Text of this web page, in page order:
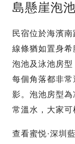
島懸崖泡
民宿位於海濱
線條猶如置身
泡池及泳池房型
每個角落都非
影。泡池房型
常溫水，大家可
查看蜜悦·深圳